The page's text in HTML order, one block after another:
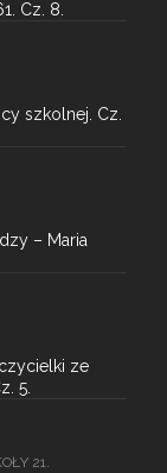
Cz. 8.
szkolnej. Cz.
– Maria
ze
5.
21.